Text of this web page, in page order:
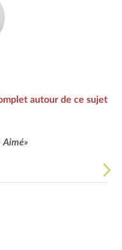
autour de ce sujet
Aimé»